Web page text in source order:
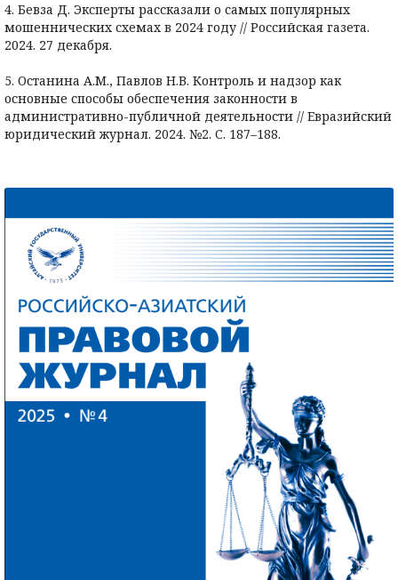
4. Бевза Д. Эксперты рассказали о самых популярных
мошеннических схемах в 2024 году // Российская газета.
2024. 27 декабря.
5. Останина А.М., Павлов Н.В. Контроль и надзор как
основные способы обеспечения законности в
административно-публичной деятельности // Евразийский
юридический журнал. 2024. №2. С. 187–188.